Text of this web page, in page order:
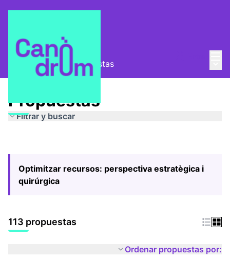
Pla Estratègic Propuestas
Propuestas
Filtrar y buscar
Optimitzar recursos: perspectiva estratègica i
quirúrgica
113 propuestas
Ordenar propuestas por: